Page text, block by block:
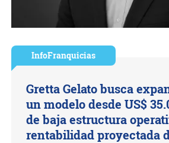
InfoFranquicias
Gretta Gelato busca
un modelo desde US$
de baja estructura
rentabilidad proyectada